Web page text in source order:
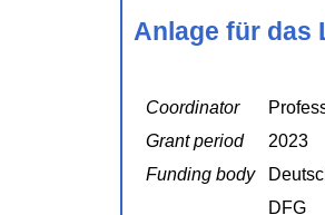
Anlage für das
Coordinator
Grant period
2023
Funding body
DFG